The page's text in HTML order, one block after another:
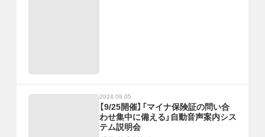
2024.09.05
【9/25開催】「マイナ保険証の問い合
わせ集中に備える」自動音声案内シス
テム説明会